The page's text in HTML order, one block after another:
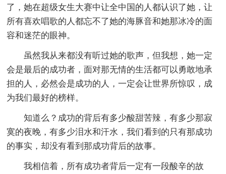
了，她在超级女生大赛中让全中国的人都认识了她，让
所有喜欢唱歌的人都忘不了她的海豚音和她那冰冷的面
容和迷茫的眼神。
虽然我从来都没有听过她的歌声，但我想，她一定
会是最后的成功者，面对那无情的生活都可以勇敢地承
担的人，必然会是成功的人，一定会让世界所惊叹，成
为我们最好的榜样。
知道么？成功的背后有多少酸甜苦辣，有多少那寂
寞的夜晚，有多少泪水和汗水，我们看到的只有那成功
的事实，却没有看到那成功背后的故事。
我相信着，所有成功者背后一定有一段酸辛的故